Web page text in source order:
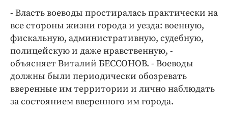
- Власть воеводы простиралась практически на
все стороны жизни города и уезда: военную,
фискальную, административную, судебную,
полицейскую и даже нравственную, -
объясняет Виталий БЕССОНОВ. - Воеводы
должны были периодически обозревать
вверенные им территории и лично наблюдать
за состоянием вверенного им города.